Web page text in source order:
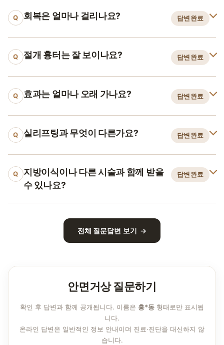
Q 회복은 얼마나 걸리나요? 답변완료
Q 절개 흉터는 잘 보이나요? 답변완료
Q 효과는 얼마나 오래 가나요? 답변완료
Q 실리프팅과 무엇이 다른가요? 답변완료
Q
지방이식이나 다른 시술과 함께 받을
수 있나요?
답변완료
전체 질문답변 보기 →
안면거상 질문하기
확인 후 답변과 함께 공개됩니다. 이름은 홍*동 형태로만 표시됩
니다.
온라인 답변은 일반적인 정보 안내이며 진료·진단을 대신하지 않
습니다.